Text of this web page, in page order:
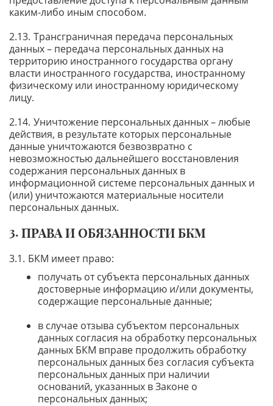
каким-либо иным способом.
Трансграничная передача персональных
данных – передача персональных данных на
территорию иностранного государства органу
власти иностранного государства, иностранному
физическому или иностранному юридическому
лицу.
Уничтожение персональных данных – любые
действия, в результате которых персональные
данные уничтожаются безвозвратно с
невозможностью дальнейшего восстановления
содержания персональных данных в
информационной системе персональных данных и
(или) уничтожаются материальные носители
персональных данных.
ПРАВА И ОБЯЗАННОСТИ БКМ
БКМ имеет право:
получать от субъекта персональных данных
достоверные информацию и/или документы,
содержащие персональные данные;
в случае отзыва субъектом персональных
данных согласия на обработку персональных
данных БКМ вправе продолжить обработку
персональных данных без согласия субъекта
персональных данных при наличии
оснований, указанных в Законе о
персональных данных;